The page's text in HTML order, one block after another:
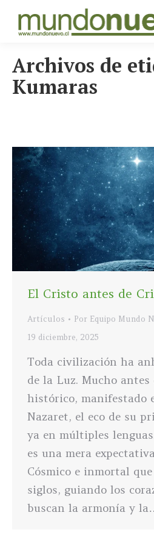
Archivos de
Kumaras
El Cristo antes de
Artículos Por Equipo Mundo
19 diciembre, 2025
Toda civilización ha
de la Luz. Mucho
histórico, manifestado
Nazaret, el eco de su
ya en múltiples
es una mera
Cósmico e inmortal
siglos, guiando los
buscan la armonía y